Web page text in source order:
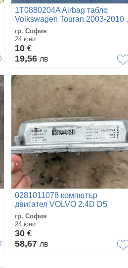
1T0880204A Airbag табло
Volkswagen Touran 2003-2010 ,
гр. София
24 юни
10 €
19,56 лв
0281011078 компютър
двигател VOLVO 2.4D D5
30637733A
гр. София
24 юни
30 €
58,67 лв